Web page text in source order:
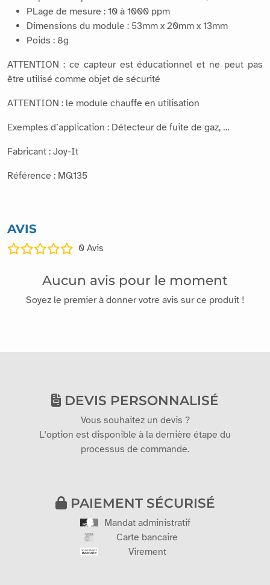
PLage de mesure : 10 à 1000 ppm
Dimensions du module : 53mm x 20mm x 13mm
Poids : 8g
ATTENTION : ce capteur est éducationnel et ne peut pas
être utilisé comme objet de sécurité
ATTENTION : le module chauffe en utilisation
Exemples d’application : Détecteur de fuite de gaz, …
Fabricant : Joy-It
Référence : MQ135
AVIS
0 Avis
Aucun avis pour le moment
Soyez le premier à donner votre avis sur ce produit !
DEVIS PERSONNALISÉ
Vous souhaitez un devis ?
L'option est disponible à la dernière étape du
processus de commande.
PAIEMENT SÉCURISÉ
Mandat administratif
Carte bancaire
Virement